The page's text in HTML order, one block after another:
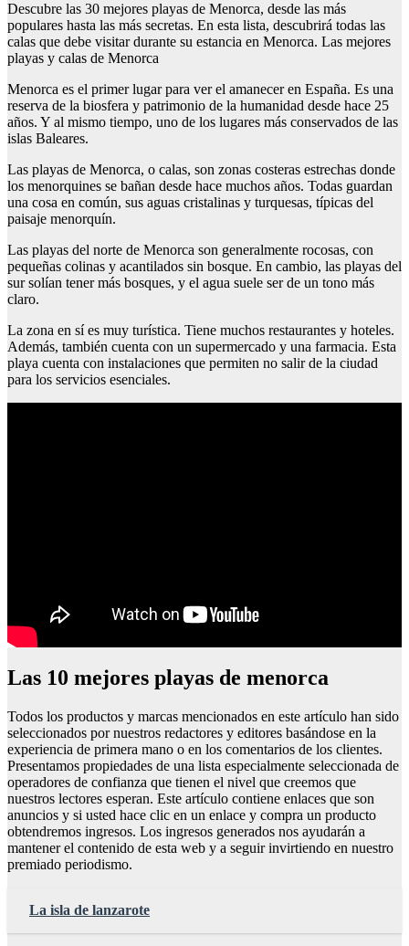
Descubre las 30 mejores playas de Menorca, desde las más
populares hasta las más secretas. En esta lista, descubrirá todas las
calas que debe visitar durante su estancia en Menorca. Las mejores
playas y calas de Menorca
Menorca es el primer lugar para ver el amanecer en España. Es una
reserva de la biosfera y patrimonio de la humanidad desde hace 25
años. Y al mismo tiempo, uno de los lugares más conservados de las
islas Baleares.
Las playas de Menorca, o calas, son zonas costeras estrechas donde
los menorquines se bañan desde hace muchos años. Todas guardan
una cosa en común, sus aguas cristalinas y turquesas, típicas del
paisaje menorquín.
Las playas del norte de Menorca son generalmente rocosas, con
pequeñas colinas y acantilados sin bosque. En cambio, las playas del
sur solían tener más bosques, y el agua suele ser de un tono más
claro.
La zona en sí es muy turística. Tiene muchos restaurantes y hoteles.
Además, también cuenta con un supermercado y una farmacia. Esta
playa cuenta con instalaciones que permiten no salir de la ciudad
para los servicios esenciales.
Las 10 mejores playas de menorca
Todos los productos y marcas mencionados en este artículo han sido
seleccionados por nuestros redactores y editores basándose en la
experiencia de primera mano o en los comentarios de los clientes.
Presentamos propiedades de una lista especialmente seleccionada de
operadores de confianza que tienen el nivel que creemos que
nuestros lectores esperan. Este artículo contiene enlaces que son
anuncios y si usted hace clic en un enlace y compra un producto
obtendremos ingresos. Los ingresos generados nos ayudarán a
mantener el contenido de esta web y a seguir invirtiendo en nuestro
premiado periodismo.
La isla de lanzarote